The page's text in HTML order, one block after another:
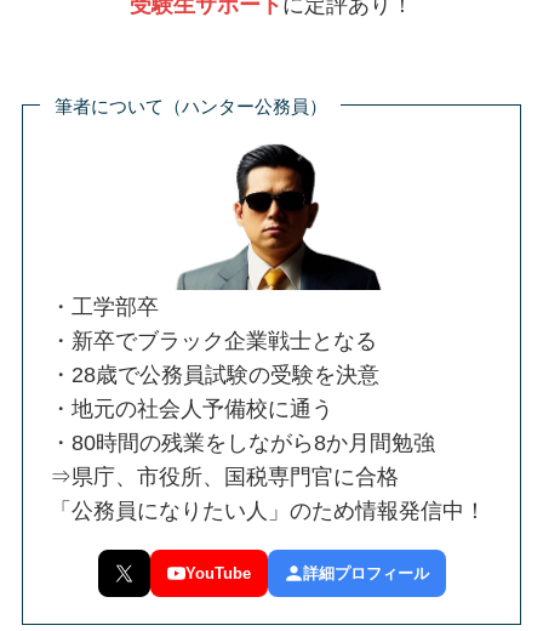
受験生サポート に定評あり！
筆者について（ハンター公務員）
・工学部卒
・新卒でブラック企業戦士となる
・28歳で公務員試験の受験を決意
・地元の社会人予備校に通う
・80時間の残業をしながら8か月間勉強
⇒県庁、市役所、国税専門官に合格
「公務員になりたい人」のため情報発信中！
YouTube 詳細プロフィール